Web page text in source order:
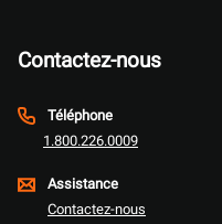
Contactez-nous
Téléphone
1.800.226.0009
Assistance
Contactez-nous